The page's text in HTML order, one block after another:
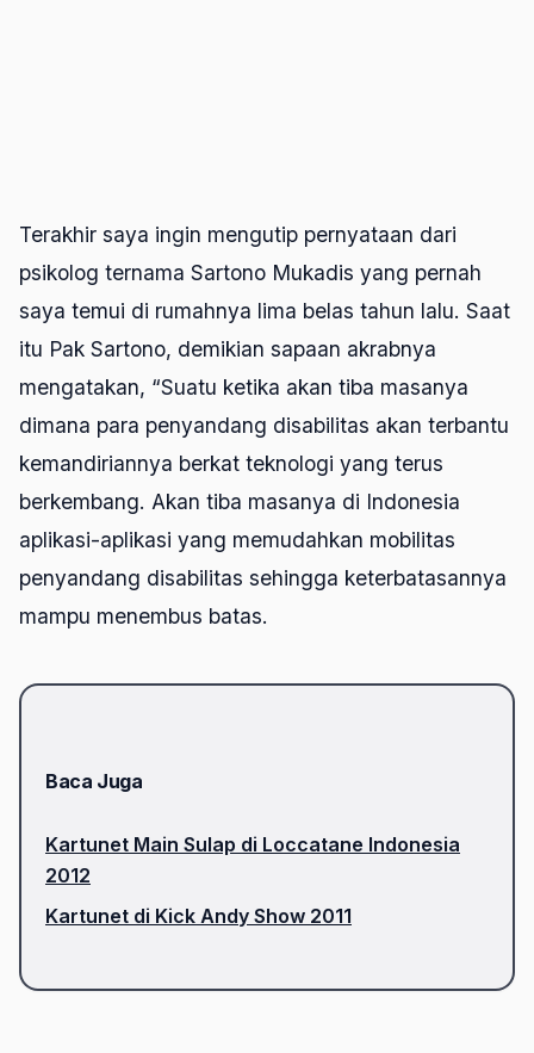
Terakhir saya ingin mengutip pernyataan dari
psikolog ternama Sartono Mukadis yang pernah
saya temui di rumahnya lima belas tahun lalu. Saat
itu Pak Sartono, demikian sapaan akrabnya
mengatakan, “Suatu ketika akan tiba masanya
dimana para penyandang disabilitas akan terbantu
kemandiriannya berkat teknologi yang terus
berkembang. Akan tiba masanya di Indonesia
aplikasi-aplikasi yang memudahkan mobilitas
penyandang disabilitas sehingga keterbatasannya
mampu menembus batas.
Baca Juga
Kartunet Main Sulap di Loccatane Indonesia
2012
Kartunet di Kick Andy Show 2011